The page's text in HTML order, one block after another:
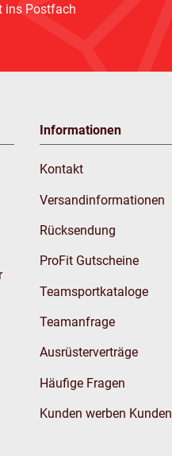
ins Postfach
Informationen
Kontakt
Versandinformationen
Rücksendung
ProFit Gutscheine
Teamsportkataloge
Teamanfrage
Ausrüsterverträge
Häufige Fragen
Kunden werben Kunden